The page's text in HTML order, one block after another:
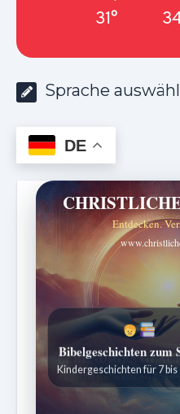
31°
Sprache
DE
Entdecken.
Bibelgeschichten zum
Kindergeschichten für 7 bis